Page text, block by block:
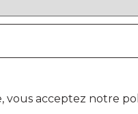
vous acceptez notre